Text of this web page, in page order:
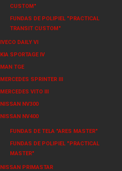
CUSTOM"
FUNDAS DE POLIPIEL "PRACTICAL
TRANSIT CUSTOM"
IVECO DAILY VI
KIA SPORTAGE IV
MAN TGE
MERCEDES SPRINTER III
MERCEDES VITO III
NISSAN NV300
NISSAN NV400
FUNDAS DE TELA "ARES MASTER"
FUNDAS DE POLIPIEL "PRACTICAL
MASTER"
NISSAN PRIMASTAR